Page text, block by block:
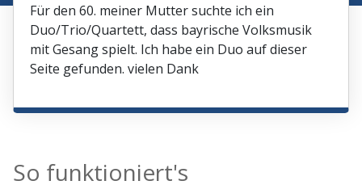
Für den 60. meiner Mutter suchte ich ein
Duo/Trio/Quartett, dass bayrische Volksmusik
mit Gesang spielt. Ich habe ein Duo auf dieser
Seite gefunden. vielen Dank
So funktioniert's